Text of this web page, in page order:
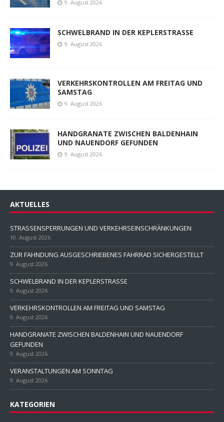
9. August 2026
SCHWELBRAND IN DER KEPLERSTRASSE
9. August 2026
VERKEHRSKONTROLLEN AM FREITAG UND
SAMSTAG
9. August 2026
HANDGRANATE ZWISCHEN BALDENHAIN
UND NAUENDORF GEFUNDEN
9. August 2026
AKTUELLES
STRASSENSPERRUNGEN UND VERKEHRSEINSCHRÄNKUNGEN
10. August 2026
ZUR FAHNDUNG AUSGESCHRIEBENES FAHRRAD SICHERGESTELLT
9. August 2026
SCHWELBRAND IN DER KEPLERSTRASSE
9. August 2026
VERKEHRSKONTROLLEN AM FREITAG UND SAMSTAG
9. August 2026
HANDGRANATE ZWISCHEN BALDENHAIN UND NAUENDORF
GEFUNDEN
9. August 2026
VERANSTALTUNGEN AM SONNTAG
9. August 2026
KATEGORIEN